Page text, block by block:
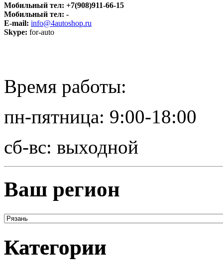
Мобильный тел: +7(908)911-66-15
Мобильный тел: -
E-mail: info@4autoshop.ru
Skype: for-auto
Время работы:
пн-пятница: 9:00-18:00
сб-вс: выходной
Ваш регион
Категории